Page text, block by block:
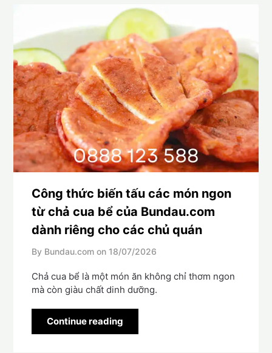
Công thức biến tấu các món ngon
từ chả cua bể của Bundau.com
dành riêng cho các chủ quán
By Bundau.com on 18/07/2026
Chả cua bể là một món ăn không chỉ thơm ngon
mà còn giàu chất dinh dưỡng.
Continue reading